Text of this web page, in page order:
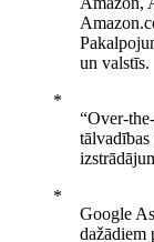
un valstīs.
“Over-
tālvadības
Google
dažādiem